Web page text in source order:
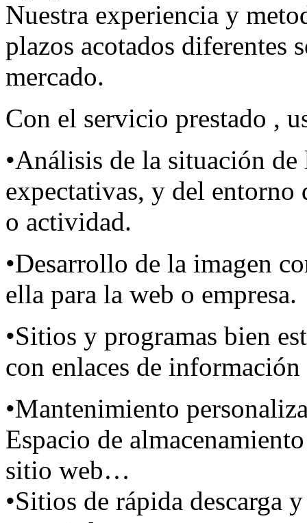
Nuestra experiencia y
plazos acotados diferentes
mercado.
Con el servicio prestado ,
•Análisis de la situación
expectativas, y del entorno
o actividad.
•Desarrollo de la imagen
ella para la web o empresa.
•Sitios y programas bien
con enlaces de
•Mantenimiento
Espacio de
sitio web…
•Sitios de rápida descarga